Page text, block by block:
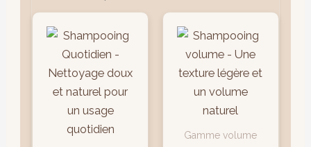
Gamme volume